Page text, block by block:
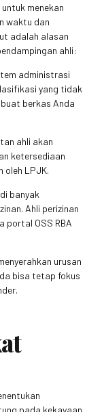
menekan
waktu dan
adalah alasan
ahli:
administrasi
yang tidak
berkas Anda
ahli akan
ketersediaan
oleh LPJK.
banyak
Ahli perizinan
portal OSS RBA
urusan
bisa tetap fokus